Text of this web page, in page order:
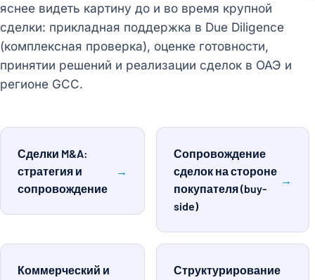
яснее видеть картину до и во время крупной
сделки: прикладная поддержка в Due Diligence
(комплексная проверка), оценке готовности,
принятии решений и реализации сделок в ОАЭ и
регионе GCC.
Сделки M&A:
стратегия и
сопровождение
→
Сопровождение
сделок на стороне
покупателя (buy-
side)
→
Коммерческий и
Структурирование